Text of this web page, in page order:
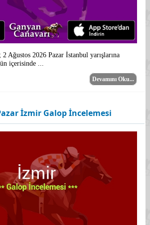
Ağustos 2026 Pazar İstanbul yarışlarına
içerisinde ...
Devamını Oku...
İzmir Galop İncelemesi